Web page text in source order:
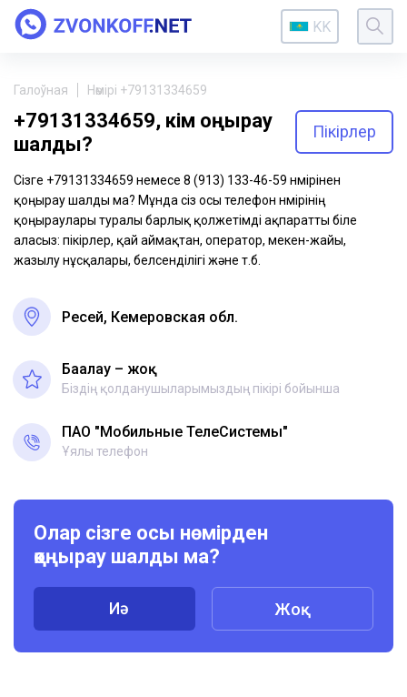
KK
Галоўная Нөмірі +79131334659
+79131334659, кім қоңырау
шалды?
Пікірлер
Сізге +79131334659 немесе 8 (913) 133-46-59 нөмірінен
қоңырау шалды ма? Мұнда сіз осы телефон нөмірінің
қоңыраулары туралы барлық қолжетімді ақпаратты біле
аласыз: пікірлер, қай аймақтан, оператор, мекен-жайы,
жазылу нұсқалары, белсенділігі және т.б.
Ресей, Кемеровская обл.
Бағалау – жоқ
Біздің қолданушыларымыздың пікірі бойынша
ПАО "Мобильные ТелеСистемы"
Ұялы телефон
Олар сізге осы нөмірден
қоңырау шалды ма?
Иә Жоқ